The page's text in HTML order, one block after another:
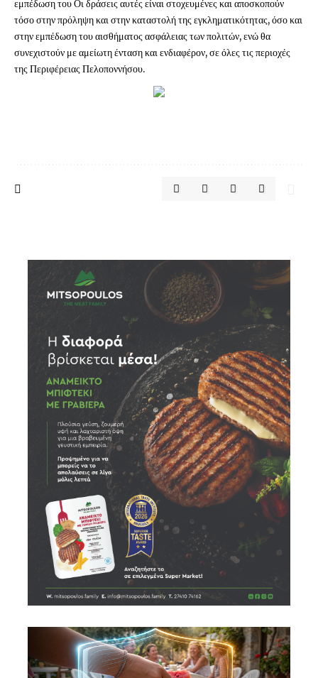
εμπέδωση του Οι δράσεις αυτές είναι στοχευμένες και αποσκοπούν
τόσο στην πρόληψη και στην καταστολή της εγκληματικότητας, όσο και
στην εμπέδωση του αισθήματος ασφάλειας των πολιτών, ενώ θα
συνεχιστούν με αμείωτη ένταση και ενδιαφέρον, σε όλες τις περιοχές
της Περιφέρειας Πελοποννήσου.